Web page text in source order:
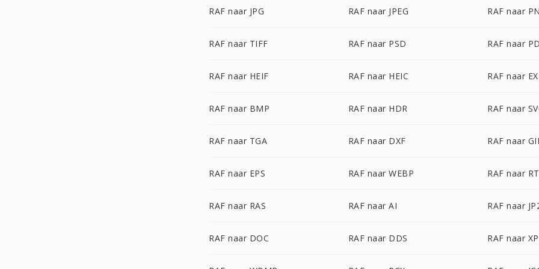
RAF naar JPG RAF naar JPEG RAF naar
RAF naar TIFF RAF naar PSD RAF naar
RAF naar HEIF RAF naar HEIC RAF naar
RAF naar BMP RAF naar HDR RAF naar
RAF naar TGA RAF naar DXF RAF naar
RAF naar EPS RAF naar WEBP RAF naar
RAF naar RAS RAF naar AI RAF naar
RAF naar DOC RAF naar DDS RAF naar